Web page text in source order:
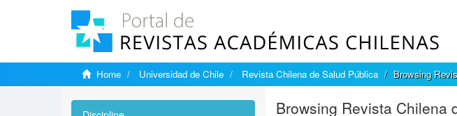
Home Universidad de Chile Revista Chilena de Salud Pública Browsing
Browsing Revista Chilena